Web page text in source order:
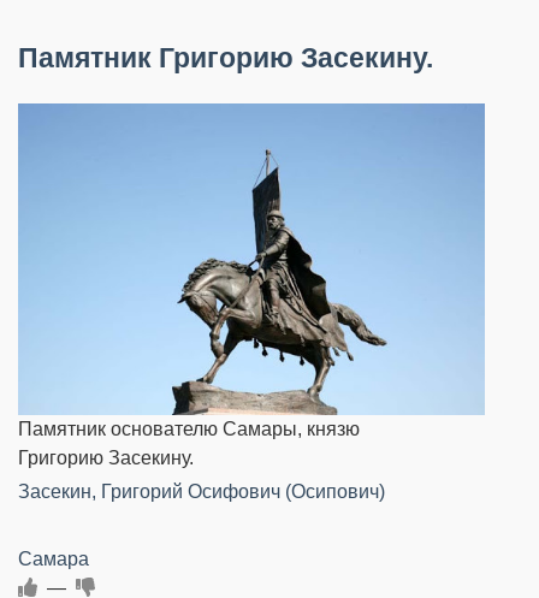
Памятник Григорию Засекину.
Памятник основателю Самары, князю
Григорию Засекину.
Засекин, Григорий Осифович (Осипович)
Самара
—